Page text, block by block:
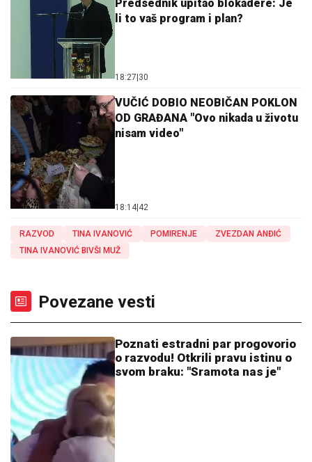
Predsednik upitao blokadere: Je
li to vaš program i plan?
18:27|30
VUČIĆ DOBIO NEOBIČAN POKLON
OD GRAĐANA "Ovo nikada u životu
nisam video"
18:14|42
RAZVOD TINA IVANOVIĆ POMIRENJE
ZVEZDAN ANĐIĆ
TINA IVANOVIĆ BIVŠI MUŽ
Povezane vesti
Poznati estradni par progovorio
o razvodu! Otkrili pravu istinu o
svom braku: "Sramota nas je"